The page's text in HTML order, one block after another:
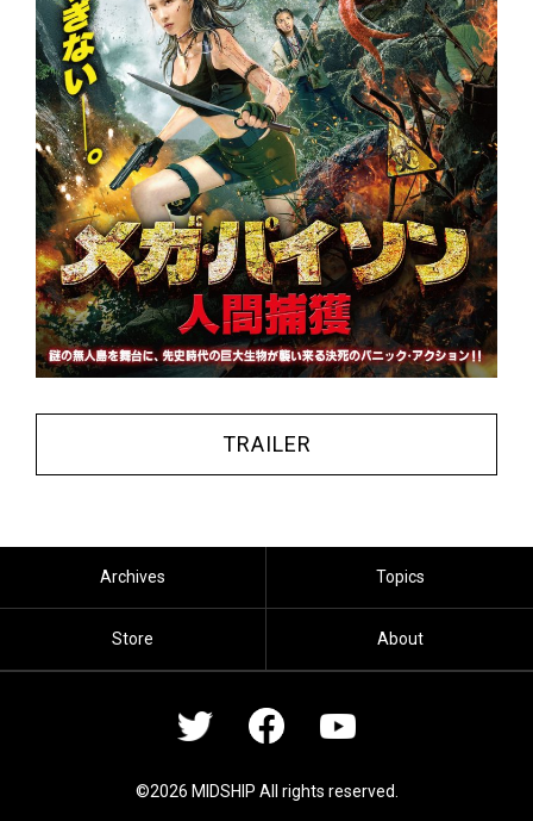
TRAILER
Archives Topics
Store About
©2026 MIDSHIP All rights reserved.